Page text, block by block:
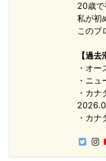
20歳で
私が初
このブ
【過去
・オー
・ニュ
・カ
・カ